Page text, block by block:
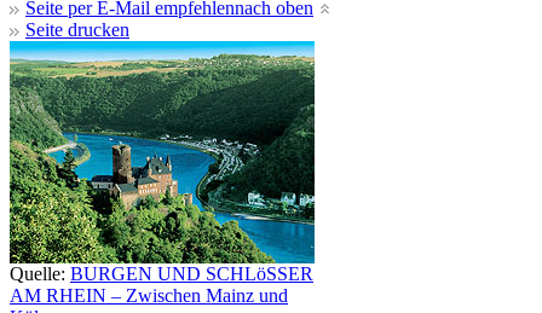
Seite per E-Mail empfehlen
Seite drucken
nach oben
Quelle: BURGEN UND SCHLöSSER
AM RHEIN – Zwischen Mainz und